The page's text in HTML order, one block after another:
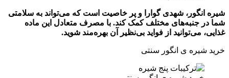
شیره انگور، شهدی گوارا و پر خاصیت است که می‌تواند به سلامتی
شما در جنبه‌های مختلف کمک کند. با مصرف متعادل این ماده
غذایی، می‌توانید از فواید بی‌نظیر آن بهره‌مند شوید.
خرید شیره ی انگور سنتی